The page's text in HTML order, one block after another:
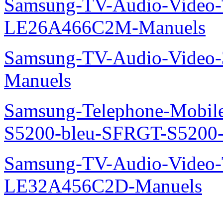
Samsung-TV-Audio-
LE26A466C2M-Manuels
Samsung-TV-Audio-
Manuels
Samsung-Telephone-
S5200-bleu-SFRGT-
Samsung-TV-Audio-
LE32A456C2D-Manuels